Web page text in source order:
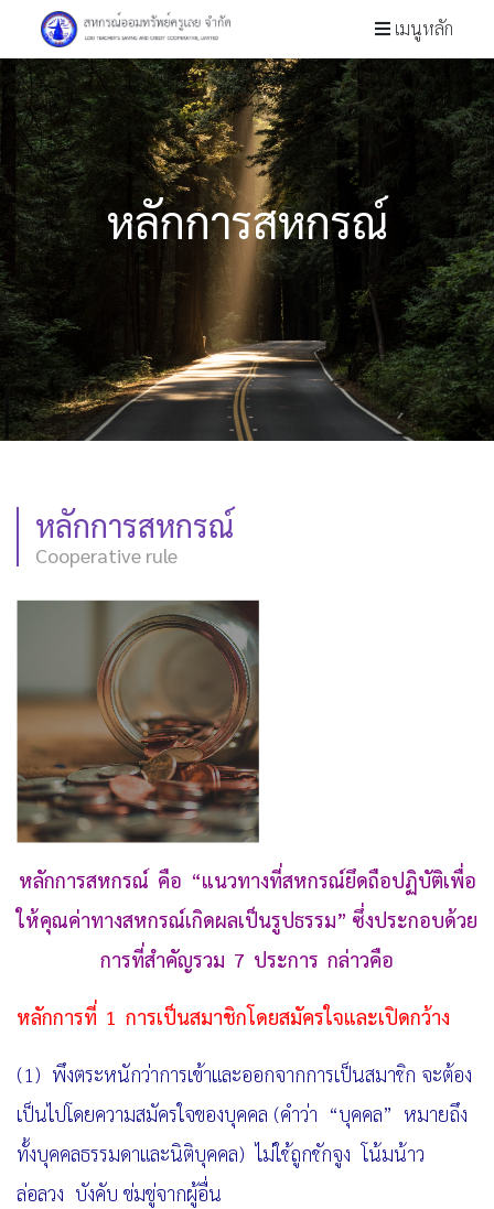
เมนูหลัก
หลักการสหกรณ์
หลักการสหกรณ์
Cooperative rule
หลักการสหกรณ์ คือ “แนวทางที่สหกรณ์ยึดถือปฏิบัติเพื่อ
ให้คุณค่าทางสหกรณ์เกิดผลเป็นรูปธรรม” ซึ่งประกอบด้วย
การที่สำคัญรวม 7 ประการ กล่าวคือ
หลักการที่ 1 การเป็นสมาชิกโดยสมัครใจและเปิดกว้าง
(1) พึงตระหนักว่าการเข้าและออกจากการเป็นสมาชิก จะต้อง
เป็นไปโดยความสมัครใจของบุคคล (คำว่า “บุคคล” หมายถึง
ทั้งบุคคลธรรมดาและนิติบุคคล) ไม่ใช้ถูกชักจูง โน้มน้าว
ล่อลวง บังคับ ข่มขู่จากผู้อื่น